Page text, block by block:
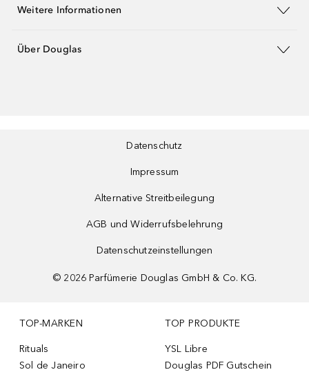
Weitere Informationen
Über Douglas
Datenschutz
Impressum
Alternative Streitbeilegung
AGB und Widerrufsbelehrung
Datenschutzeinstellungen
© 2026 Parfümerie Douglas GmbH & Co. KG.
TOP-MARKEN
Rituals
Sol de Janeiro
TOP PRODUKTE
YSL Libre
Douglas PDF Gutschein